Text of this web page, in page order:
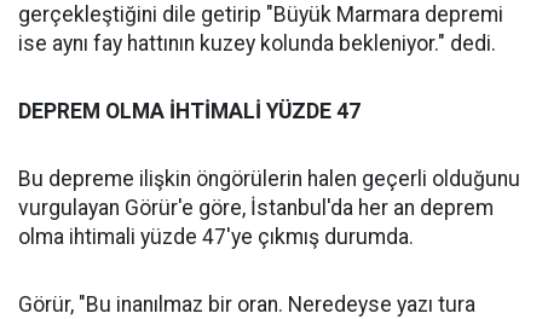
gerçekleştiğini dile getirip "Büyük Marmara depremi
ise aynı fay hattının kuzey kolunda bekleniyor." dedi.
DEPREM OLMA İHTİMALİ YÜZDE 47
Bu depreme ilişkin öngörülerin halen geçerli olduğunu
vurgulayan Görür'e göre, İstanbul'da her an deprem
olma ihtimali yüzde 47'ye çıkmış durumda.
Görür, "Bu inanılmaz bir oran. Neredeyse yazı tura